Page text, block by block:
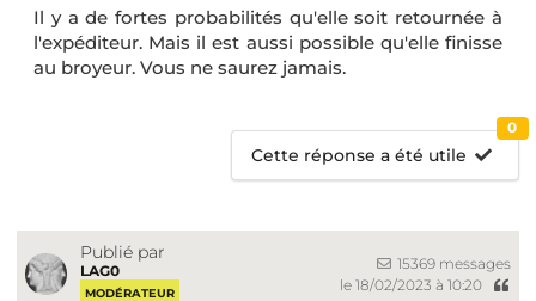
Il y a de fortes probabilités qu'elle soit retournée à
l'expéditeur. Mais il est aussi possible qu'elle finisse
au broyeur. Vous ne saurez jamais.
Cette réponse a été utile
0
Publié par
LAG0
MODÉRATEUR
15369 messages
le 18/02/2023 à 10:20